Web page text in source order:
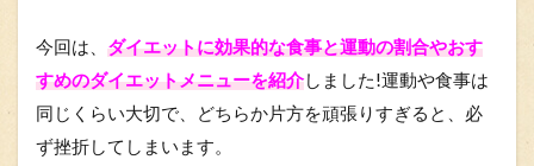
今回は、 ダイエットに効果的な食事と運動の割合やおす
すめのダイエットメニューを紹介しました!運動や食事は
同じくらい大切で、どちらか片方を頑張りすぎると、必
ず挫折してしまいます。